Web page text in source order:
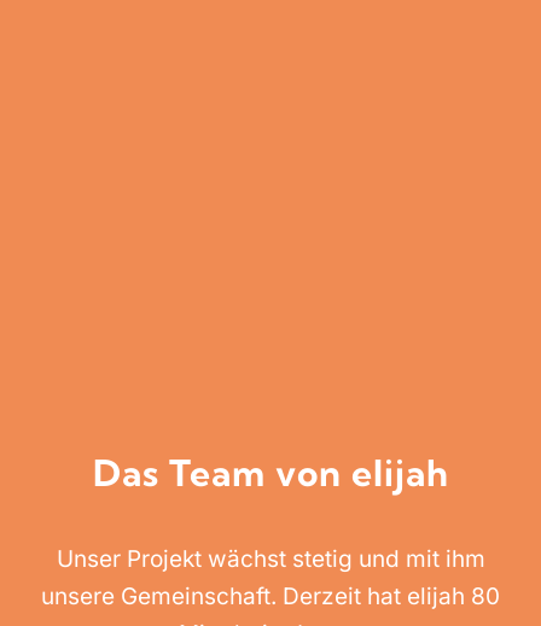
Das Team von elijah
Unser Projekt wächst stetig und mit ihm
unsere Gemeinschaft. Derzeit hat elijah 80